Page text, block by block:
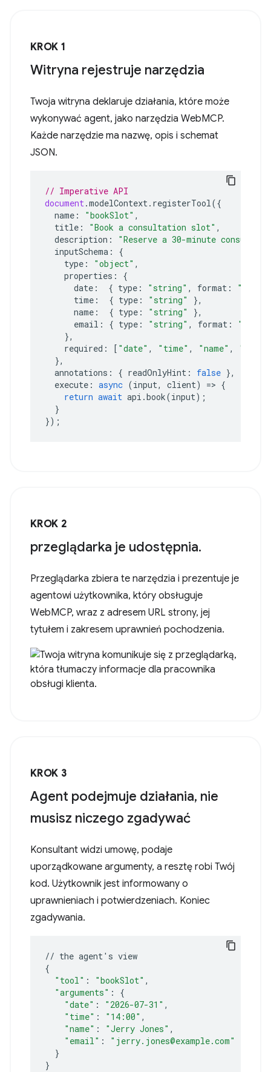
KROK 1
Witryna rejestruje narzędzia
Twoja witryna deklaruje działania, które może
wykonywać agent, jako narzędzia WebMCP.
Każde narzędzie ma nazwę, opis i schemat
JSON.
// Imperative API
document.modelContext. registerTool({
name : "bookSlot" ,
title : "Book a consultation slot" ,
description :
"Reserve a 30-minute
inputSchema :
{
type : "object" ,
properties :
{
date : { type : "string" , format :
"date"
time : { type : "string"
},
name : { type : "string"
},
email : { type : "string" , format :
},
required : [ "date" , "time" , "name" ,
},
annotations : { readOnlyHint : false },
execute : async (input, client) => {
return await api .book(input);
}
});
KROK 2
przeglądarka je udostępnia.
Przeglądarka zbiera te narzędzia i prezentuje je
agentowi użytkownika, który obsługuje
WebMCP, wraz z adresem URL strony, jej
tytułem i zakresem uprawnień pochodzenia.
KROK 3
Agent podejmuje działania, nie
musisz niczego zgadywać
Konsultant widzi umowę, podaje
uporządkowane argumenty, a resztę robi Twój
kod. Użytkownik jest informowany o
uprawnieniach i potwierdzeniach. Koniec
zgadywania.
// the agent' s
{
"tool" : "bookSlot"
"arguments" :
{
"date" : "2026-07-31"
"time" : "14:00"
"name" : "Jerry Jones"
"email" :
"jerry.jones@example.com"
}
}